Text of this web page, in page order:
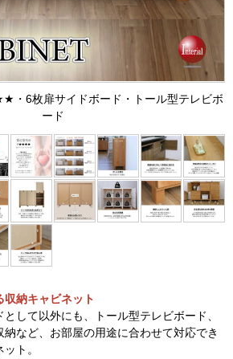
6枚扉サイドボード・トール型テレビボ
ード
納キャビネット
して以外にも、トール型テレビボード、
など、お部屋の用途に合わせて対応でき
ト。